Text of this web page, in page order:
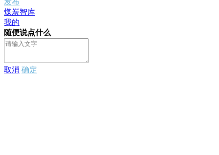
发布
煤炭智库
我的
随便说点什么
取消 确定